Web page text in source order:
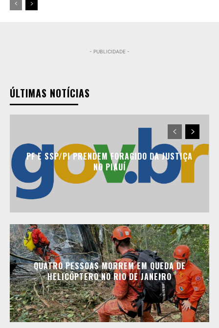
- PUBLICIDADE -
ÚLTIMAS NOTÍCIAS
PF E SSP/PI PRENDEM FORAGIDO DA JUSTIÇA
NO PIAUÍ
QUATRO PESSOAS MORREM EM QUEDA DE
HELICÓPTERO NO RIO DE JANEIRO